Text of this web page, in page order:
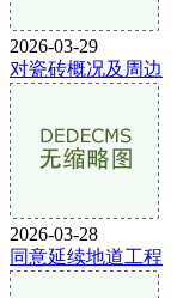
2026-03-29
对瓷砖概况及周边
2026-03-28
同意延续地道工程